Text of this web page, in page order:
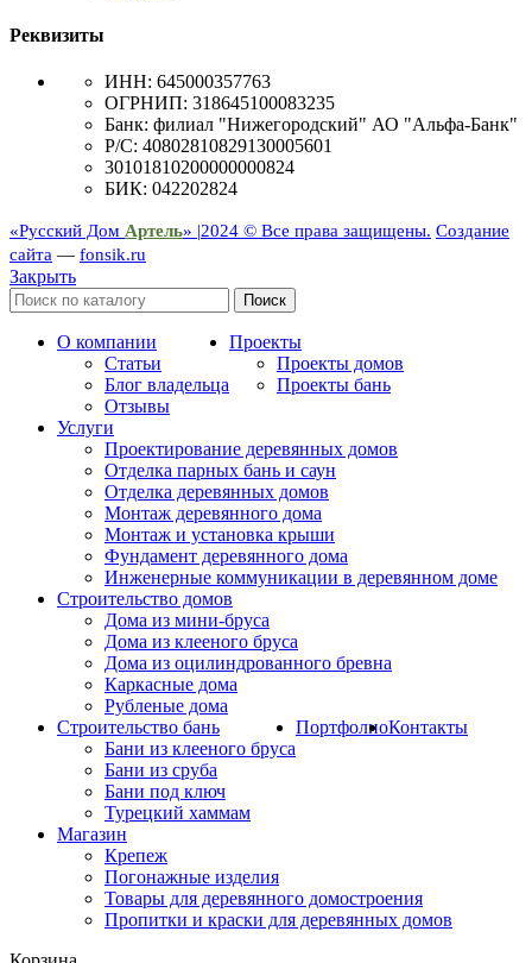
Реквизиты
ИНН: 645000357763
ОГРНИП: 318645100083235
Банк: филиал "Нижегородский" АО "Альфа-Банк"
Р/С: 40802810829130005601
30101810200000000824
БИК: 042202824
«Русский Дом Артель» |2024 © Все права защищены. Создание
сайта — fonsik.ru
Закрыть
Поиск
О компании
Статьи
Блог владельца
Отзывы
Проекты
Проекты домов
Проекты бань
Услуги
Проектирование деревянных домов
Отделка парных бань и саун
Отделка деревянных домов
Монтаж деревянного дома
Монтаж и установка крыши
Фундамент деревянного дома
Инженерные коммуникации в деревянном доме
Строительство домов
Дома из мини-бруса
Дома из клееного бруса
Дома из оцилиндрованного бревна
Каркасные дома
Рубленые дома
Строительство бань
Бани из клееного бруса
Бани из сруба
Бани под ключ
Турецкий хаммам
ПортфолиоКонтакты
Магазин
Крепеж
Погонажные изделия
Товары для деревянного домостроения
Пропитки и краски для деревянных домов